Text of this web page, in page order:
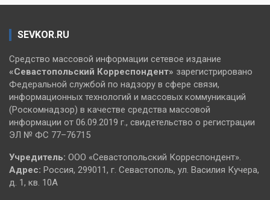
SEVKOR.RU
Средство массовой информации сетевое издание
«Севастопольский Корреспондент» зарегистрировано
Федеральной службой по надзору в сфере связи,
информационных технологий и массовых коммуникаций
(Роскомнадзор) в качестве средства массовой
информации от 06.09.2019 г., свидетельство о регистрации
ЭЛ № ФС 77–76715
Учредитель: ООО «Севастопольский Корреспондент».
Адрес: Россия, 299011, г. Севастополь, ул. Василия Кучера,
д. 1, кв. 10А